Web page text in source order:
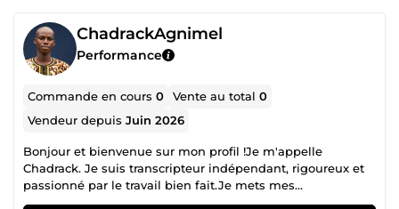
ChadrackAgnimel
Performance
Commande en cours0 Vente au total0
Vendeur depuisJuin 2026
Bonjour et bienvenue sur mon profil !Je m'appelle
Chadrack. Je suis transcripteur indépendant, rigoureux et
passionné par le travail bien fait.Je mets mes
compétences à votre disposition pour transformer tous vos